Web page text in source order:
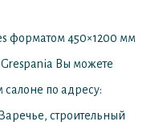
форматом 450×1200 мм
Вы можете
по адресу:
строительный